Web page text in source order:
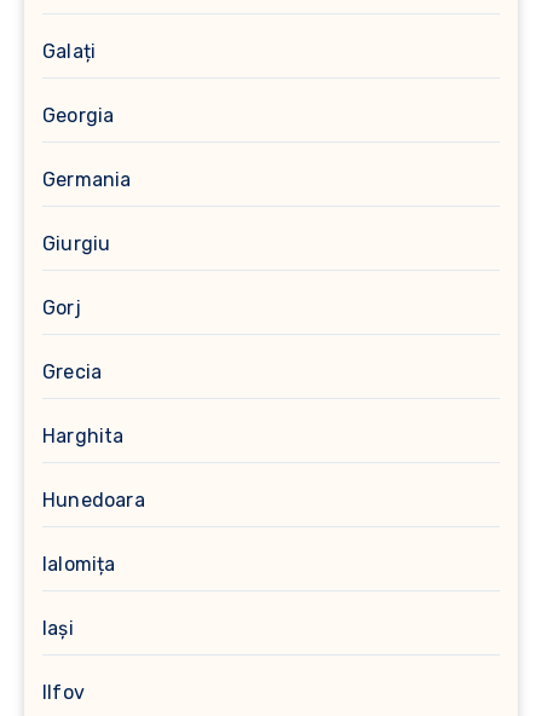
Galați
Georgia
Germania
Giurgiu
Gorj
Grecia
Harghita
Hunedoara
Ialomița
Iași
Ilfov